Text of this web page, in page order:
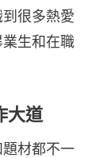
很多熱愛
生和在職
大道
材都不一